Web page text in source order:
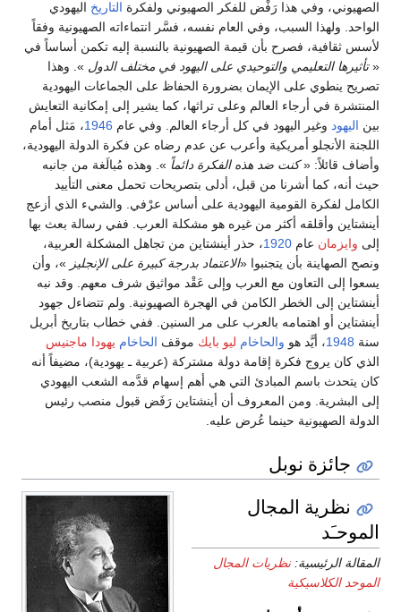
الصهيوني، وفي هذا رَفْض للفكر الصهيوني ولفكرة التاريخ اليهودي
الواحد. ولهذا السبب، وفي العام نفسه، فسَّر انتماءاته الصهيونية وفقاً
لأسس ثقافية، فصرح بأن قيمة الصهيونية بالنسبة إليه تكمن أساساً في
«تأثيرها التعليمي والتوحيدي على اليهود في مختلف الدول ». وهذا
تصريح ينطوي على الإيمان بضرورة الحفاظ على الجماعات اليهودية
المنتشرة في أرجاء العالم وعلى تراثها، كما يشير إلى إمكانية التعايش
بين اليهود وغير اليهود في كل أرجاء العالم. وفي عام 1946، مَثل أمام
اللجنة الأنجلو أمريكية وأعرب عن عدم رضاه عن فكرة الدولة اليهودية،
وأضاف قائلاً: «كنت ضد هذه الفكرة دائماً ». وهذه مُبالَغة من جانبه
حيث أنه، كما أشرنا من قبل، أدلى بتصريحات تحمل معنى التأييد
الكامل لفكرة القومية اليهودية على أساس عرْفي. والشيء الذي أزعج
أينشتاين وأقلقه أكثر من غيره هو مشكلة العرب. ففي رسالة بعث بها
إلى وايزمان عام 1920، حذر أينشتاين من تجاهل المشكلة العربية،
ونصح الصهاينة بأن يتجنبوا «الاعتماد بدرجة كبيرة على الإنجليز
»، وأن
يسعوا إلى التعاون مع العرب وإلى عَقْد مواثيق شرف معهم. وقد نبه
أينشتاين إلى الخطر الكامن في الهجرة الصهيونية. ولم تتضاءل جهود
أينشتاين أو اهتمامه بالعرب على مر السنين. ففي خطاب بتاريخ أبريل
سنة 1948، أيَّد هو والحاخام ليو بايك موقف الحاخام يهودا ماجنيس
الذي كان يروج فكرة إقامة دولة مشتركة (عربية ـ يهودية)، مضيفاً أنه
كان يتحدث باسم المبادئ التي هي أهم إسهام قدَّمه الشعب اليهودي
إلى البشرية. ومن المعروف أن أينشتاين رَفَض قبول منصب رئيس
الدولة الصهيونية حينما عُرض عليه.
جائزة نوبل
نظرية المجال
الموحـَد
المقالة الرئيسية:نظريات المجال
الموحد الكلاسيكية